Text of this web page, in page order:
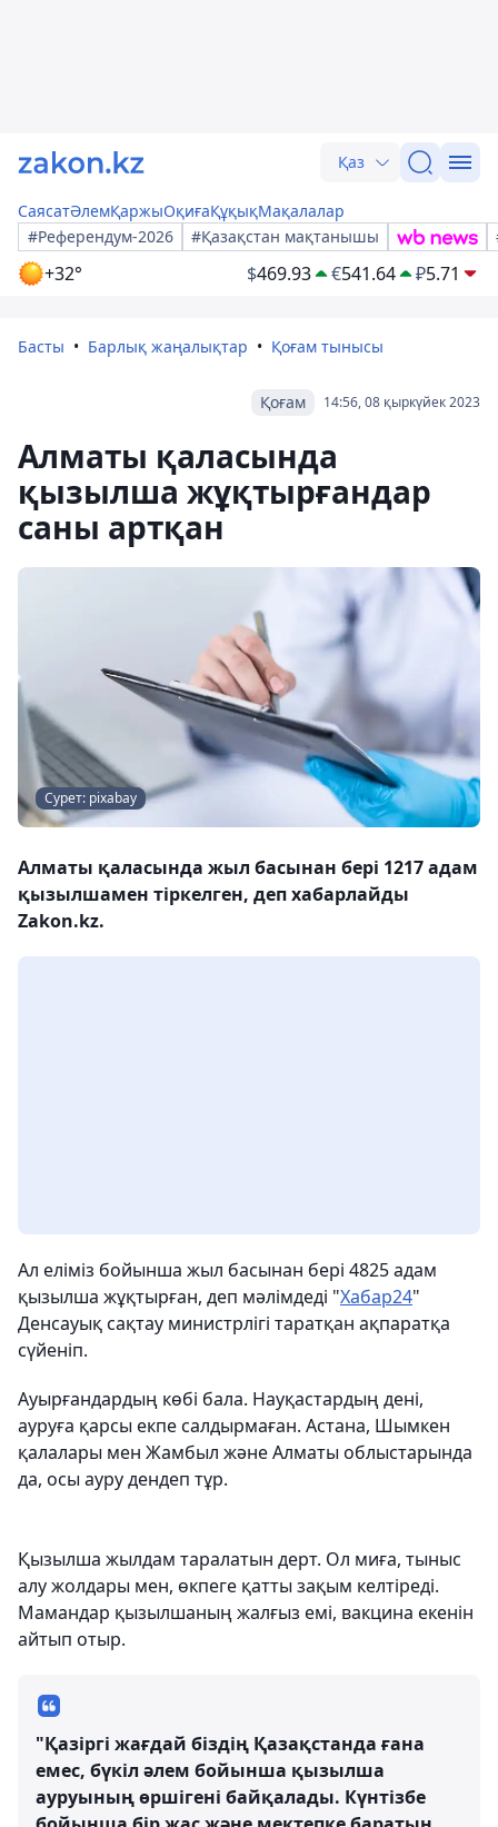
Қаз
СаясатӘлемҚаржыОқиғаҚұқықМақалалар
#Референдум-2026
#Қазақстан мақтанышы
+32° $469.93 €541.64 ₽5.71
Басты Барлық жаңалықтар Қоғам тынысы
14:56, 08 қыркүйек 2023
Қоғам
Алматы қаласында
қызылша жұқтырғандар
саны артқан
Сурет: pixabay
Алматы қаласында жыл басынан бері 1217 адам
қызылшамен тіркелген, деп хабарлайды
Zakon.kz.
Ал еліміз бойынша жыл басынан бері 4825 адам
қызылша жұқтырған, деп мәлімдеді "Хабар24"
Денсауық сақтау министрлігі таратқан ақпаратқа
сүйеніп.
Ауырғандардың көбі бала. Науқастардың дені,
ауруға қарсы екпе салдырмаған. Астана, Шымкен
қалалары мен Жамбыл және Алматы облыстарында
да, осы ауру дендеп тұр.
Қызылша жылдам таралатын дерт. Ол миға, тыныс
алу жолдары мен, өкпеге қатты зақым келтіреді.
Мамандар қызылшаның жалғыз емі, вакцина екенін
айтып отыр.
"Қазіргі жағдай біздің Қазақстанда ғана
емес, бүкіл әлем бойынша қызылша
ауруының өршігені байқалады. Күнтізбе